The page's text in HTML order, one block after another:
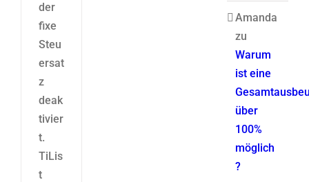
der
fixe
Steu
ersat
z
deak
tivier
t.
TiLis
t
Amanda
zu
Warum
ist eine
über
100%
möglich
?